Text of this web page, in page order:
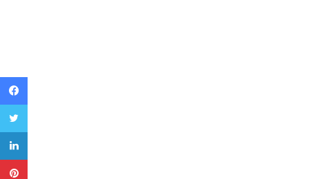
Facebook
Twitter
LinkedIn
Pinterest